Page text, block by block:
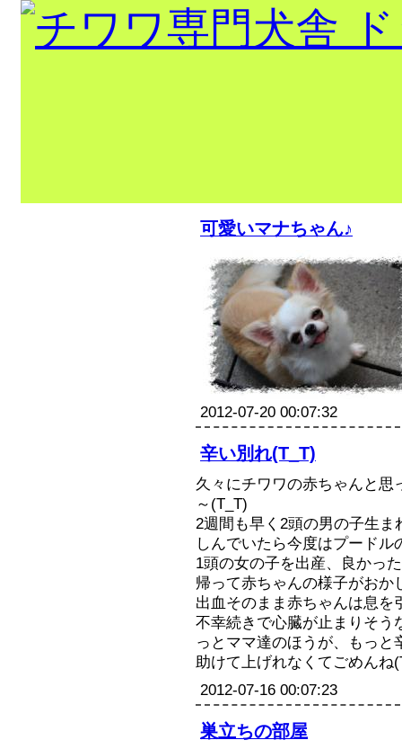
可愛いマナちゃん♪
2012-07-20 00:07:32
辛い別れ(T_T)
久々にチワワの赤ちゃんと思
～(T_T)
2週間も早く2頭の男の子生
しんでいたら今度はプード
1頭の女の子を出産、良かっ
帰って赤ちゃんの様子がおか
出血そのまま赤ちゃんは息を
不幸続きで心臓が止まりそう
っとママ達のほうが、もっ
助けて上げれなくてごめんね
2012-07-16 00:07:23
巣立ちの部屋